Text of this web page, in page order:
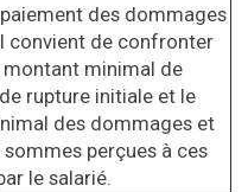
des dommages
convient de confronter
montant minimal de
rupture initiale et le
des dommages et
perçues à ces
le salarié.